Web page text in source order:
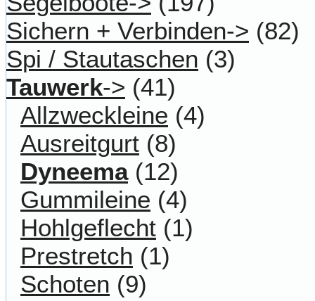
Sichern + Verbinden-> (82)
Spi / Stautaschen (3)
Tauwerk-> (41)
Allzweckleine (4)
Ausreitgurt (8)
Dyneema(12)
Gummileine (4)
Hohlgeflecht (1)
Prestretch (1)
Schoten (9)